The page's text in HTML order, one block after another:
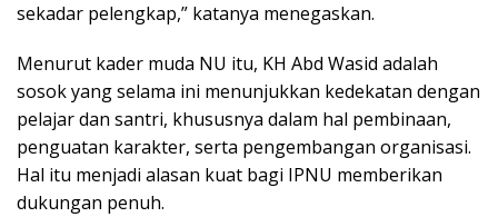
sekadar pelengkap,” katanya menegaskan.
Menurut kader muda NU itu, KH Abd Wasid adalah
sosok yang selama ini menunjukkan kedekatan dengan
pelajar dan santri, khususnya dalam hal pembinaan,
penguatan karakter, serta pengembangan organisasi.
Hal itu menjadi alasan kuat bagi IPNU memberikan
dukungan penuh.